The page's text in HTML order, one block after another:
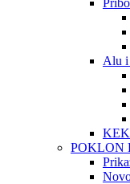
Alu i
POKLON